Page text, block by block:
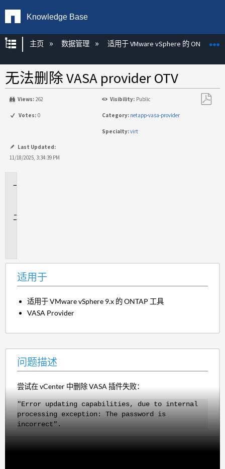
Knowledge Base
扩展/隐缩全局层次
主页 数据管理 适用于 VMware vSphere 的 ONTAP 工
无法删除 VASA provider OTV
Views: 262 Visibility: Public
Votes: 0 Category: netapp-vasa-provider
Specialty:virt
Last Updated:
11/18/2025, 3:34:39 PM
适用于
适用于 VMware vSphere 9.x 的 ONTAP 工具
VASA Provider
问题描述
尝试在 vCenter 中删除 VASA 插件失败：
"Error updating capabilities, due to internal
processing exception: The password is
incorrect".